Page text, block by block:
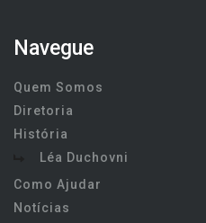
Navegue
Quem Somos
Diretoria
História
Léa Duchovni
Como Ajudar
Notícias